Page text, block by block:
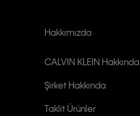
Hakkımızda
CALVIN KLEIN Hakkında
Şirket Hakkında
Taklit Ürünler